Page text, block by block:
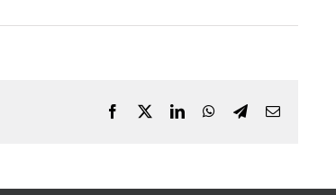
Facebook
X LinkedInWhatsApp
TelegramCorreo